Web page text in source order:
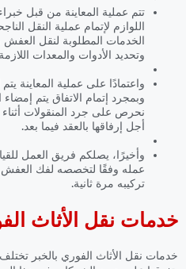
تتم عملية المعاينة من قبل
اللوازم لإتمام عملية النقل
الخدمات المطلوبة لنقل
وتحديد الأدوات والمعدات
واعتمادًا على عملية المعاينة
وبمجرد إتمام الاتفاق يتم
نحرص على جرد المنقولات أثناء
أجل إرفاقها بالعقد فيما بعد.
وأخيرًا، يصلكم فريق العمل
عمله وفقًا لتخصصه لفك العفش
تركيبه مرة ثانية.
خدمات نقل الأثاث
خدمات نقل الأثاث الفوري بالخبر